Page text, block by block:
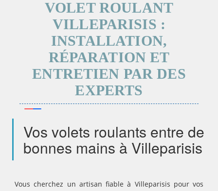
VOLET ROULANT
VILLEPARISIS :
INSTALLATION,
RÉPARATION ET
ENTRETIEN PAR DES
EXPERTS
Vos volets roulants entre de
bonnes mains à Villeparisis
Vous cherchez un artisan fiable à Villeparisis pour vos